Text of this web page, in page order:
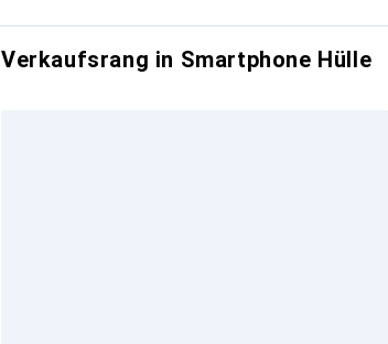
Verkaufsrang in Smartphone Hülle